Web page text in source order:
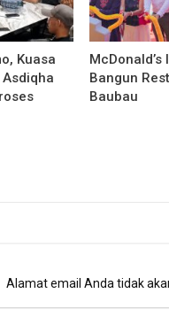
Kuasa
Asdiqha
Bangun
Baubau
Alamat email Anda tidak